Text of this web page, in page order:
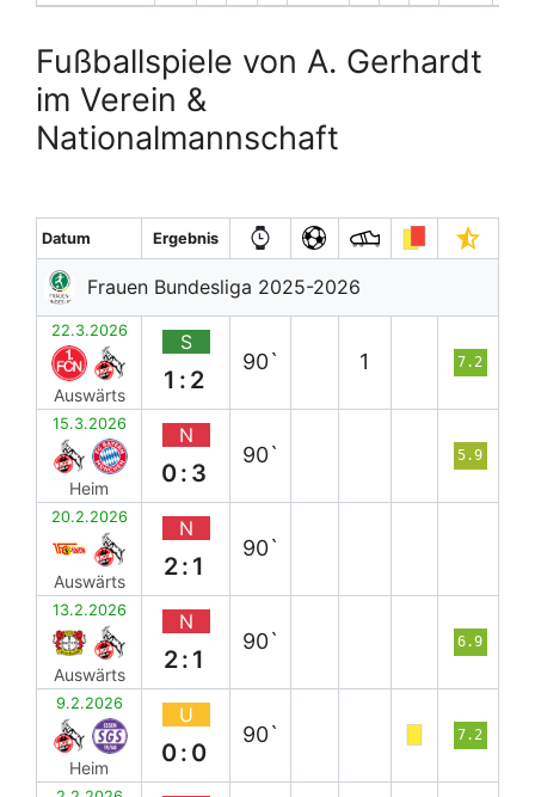
Fußballspiele von A. Gerhardt
im Verein &
Nationalmannschaft
Datum Ergebnis
Frauen Bundesliga 2025-2026
22.3.2026
Auswärts
S
1:2
90` 1 7.2
15.3.2026
Heim
N
0:3
90` 5.9
20.2.2026
Auswärts
N
2:1
90`
13.2.2026
Auswärts
N
2:1
90` 6.9
9.2.2026
Heim
U
0:0
90` 7.2